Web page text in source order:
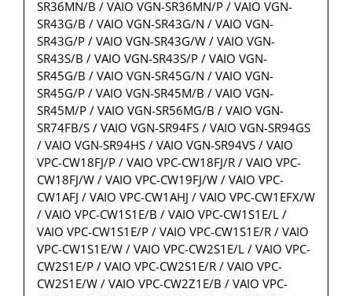
SR36MN/B / VAIO VGN-SR36MN/P / VAIO VGN-
SR43G/B / VAIO VGN-SR43G/N / VAIO VGN-
SR43G/P / VAIO VGN-SR43G/W / VAIO VGN-
SR43S/B / VAIO VGN-SR43S/P / VAIO VGN-
SR45G/B / VAIO VGN-SR45G/N / VAIO VGN-
SR45G/P / VAIO VGN-SR45M/B / VAIO VGN-
SR45M/P / VAIO VGN-SR56MG/B / VAIO VGN-
SR74FB/S / VAIO VGN-SR94FS / VAIO VGN-SR94GS
/ VAIO VGN-SR94HS / VAIO VGN-SR94VS / VAIO
VPC-CW18FJ/P / VAIO VPC-CW18FJ/R / VAIO VPC-
CW18FJ/W / VAIO VPC-CW19FJ/W / VAIO VPC-
CW1AFJ / VAIO VPC-CW1AHJ / VAIO VPC-CW1EFX/W
/ VAIO VPC-CW1S1E/B / VAIO VPC-CW1S1E/L /
VAIO VPC-CW1S1E/P / VAIO VPC-CW1S1E/R / VAIO
VPC-CW1S1E/W / VAIO VPC-CW2S1E/L / VAIO VPC-
CW2S1E/P / VAIO VPC-CW2S1E/R / VAIO VPC-
CW2S1E/W / VAIO VPC-CW2Z1E/B / VAIO VPC-